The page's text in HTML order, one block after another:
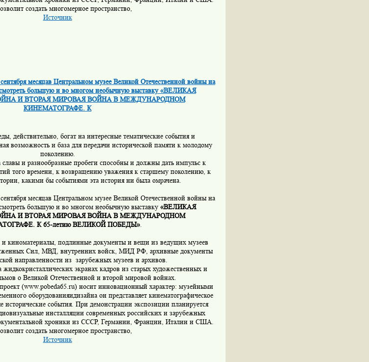
создать многомерное пространство,
Источник
месяцав Центральном музее Великой Отечественной войны на
большую и во многом необычную выставку «ВЕЛИКАЯ
И ВТОРАЯ МИРОВАЯ ВОЙНА В МЕЖДУНАРОДНОМ
КИНЕМАТОГРАФЕ. К
действительно, богат на интересные тематические события и
возможность и база для передачи исторической памяти к молодому
поколению.
и разнообразные пробеги способны и должны дать импульс к
того времени, к возвращению уважения к старшему поколению, к
какими бы событиями эта история ни была омрачена.
месяцав Центральном музее Великой Отечественной войны на
большую и во многом необычную выставку «ВЕЛИКАЯ
И ВТОРАЯ МИРОВАЯ ВОЙНА В МЕЖДУНАРОДНОМ
К 65-летию ВЕЛИКОЙ ПОБЕДЫ».
киноматериалы, подлинные документы и вещи из ведущих музеев
Сил, МВД, внутренних войск, МИД РФ, архивные документы
направленности из зарубежных музеев и архивов.
экранах кадров из старых художественных и
о Великой Отечественной и второй мировой войнах.
(www.pobeda65.ru) носит инновационный характер: музейными
оборудованияидизайна он представляет кинематографическое
исторические события. При демонстрации экспозиции планируется
инсталляции современных российских и зарубежных
хроники из СССР, Германии, Франции, Италии и США.
создать многомерное пространство,
Источник